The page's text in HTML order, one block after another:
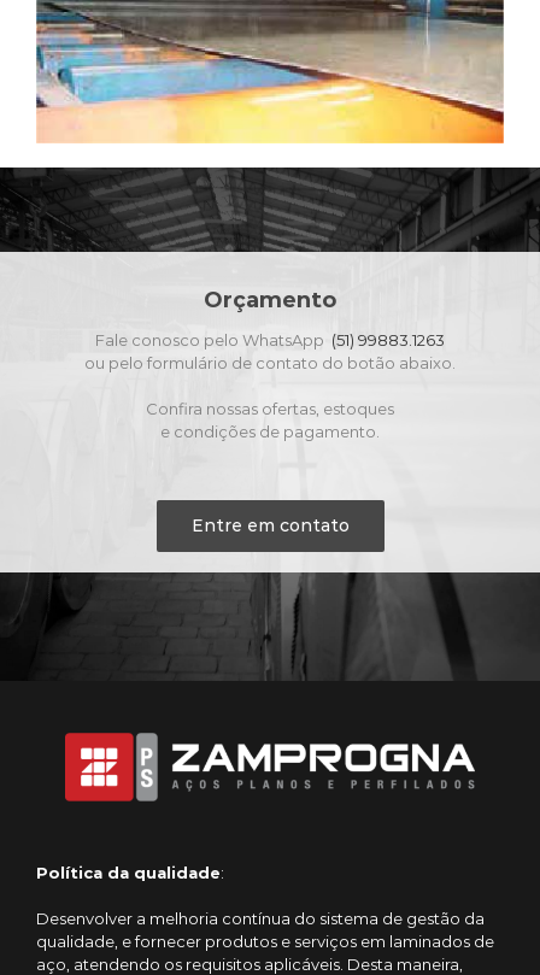
Orçamento
Fale conosco pelo WhatsApp (51) 99883.1263
ou pelo formulário de contato do botão abaixo.
Confira nossas ofertas, estoques
e condições de pagamento.
Entre em contato
Política da qualidade:
Desenvolver a melhoria contínua do sistema de gestão da
qualidade, e fornecer produtos e serviços em laminados de
aço, atendendo os requisitos aplicáveis. Desta maneira,